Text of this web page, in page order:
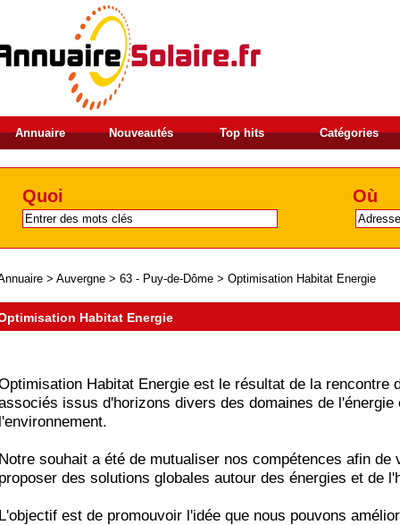
Annuaire Nouveautés Top hits Catégories
Quoi Où
> Auvergne > 63 - Puy-de-Dôme > Optimisation Habitat Energie
Habitat Energie
Habitat Energie est le résultat de la rencontre
issus d'horizons divers des domaines de l'énergie
souhait a été de mutualiser nos compétences afin de
des solutions globales autour des énergies et de
est de promouvoir l'idée que nous pouvons